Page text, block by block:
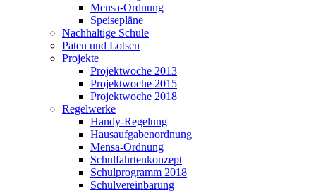
Mensa-Ordnung
Speisepläne
Nachhaltige Schule
Paten und Lotsen
Projekte
Projektwoche 2013
Projektwoche 2015
Projektwoche 2018
Regelwerke
Handy-Regelung
Hausaufgabenordnung
Mensa-Ordnung
Schulfahrtenkonzept
Schulprogramm 2018
Schulvereinbarung